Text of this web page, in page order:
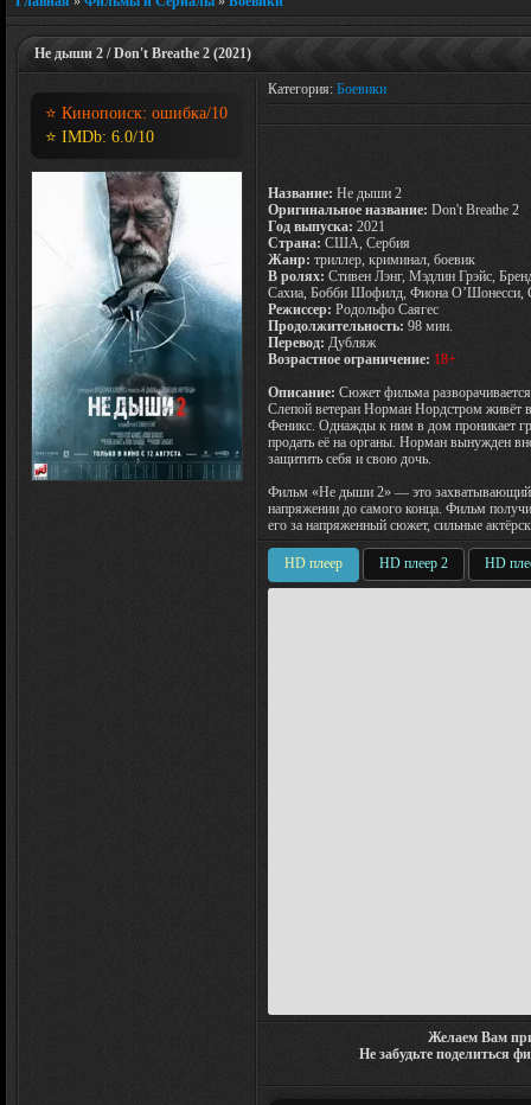
Не дыши 2 / Don't Breathe 2 (2021)
⭐ Кинопоиск: ошибка/10
⭐ IMDb: 6.0/10
Категория: Боевики
Название: Не дыши 2
Оригинальное название: Don't Breathe 2
Год выпуска: 2021
Страна: США, Сербия
Жанр: триллер, криминал, боевик
В ролях: Стивен Лэнг, Мэдлин Грэйс,
Сахиа, Бобби Шофилд, Фиона О’Шонесси,
Режиссер: Родольфо Саягес
Продолжительность: 98 мин.
Перевод: Дубляж
Возрастное ограничение: 18+
Описание: Сюжет фильма
Слепой ветеран Норман Нордстром живёт
Феникс. Однажды к ним в дом проникает
продать её на органы. Норман вынужден
защитить себя и свою дочь.
Фильм «Не дыши 2» — это захватывающий
напряжении до самого конца. Фильм
его за напряженный сюжет, сильные
HD плеер HD плеер 2 HD
Желаем Вам
Не забудьте поделиться